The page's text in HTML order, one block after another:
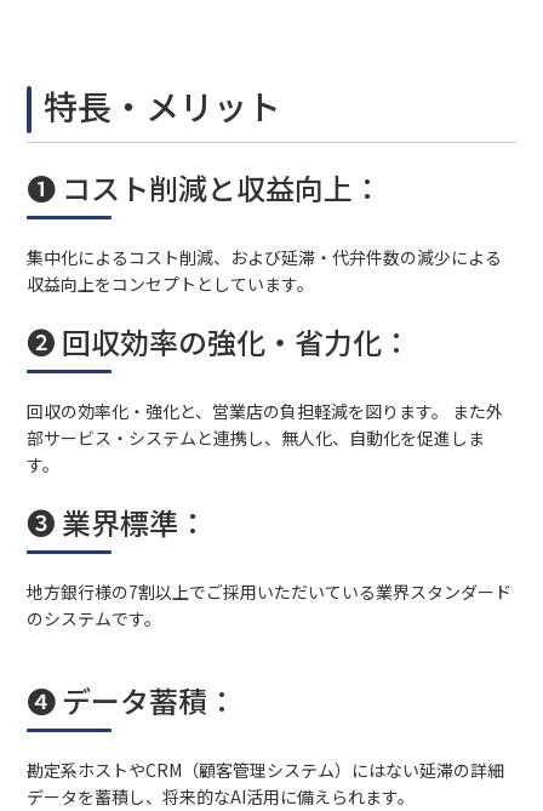
特長・メリット
❶ コスト削減と収益向上：
集中化によるコスト削減、および延滞・代弁件数の減少による
収益向上をコンセプトとしています。
❷ 回収効率の強化・省力化：
回収の効率化・強化と、営業店の負担軽減を図ります。 また外
部サービス・システムと連携し、無人化、自動化を促進しま
す。
❸ 業界標準：
地方銀行様の7割以上でご採用いただいている業界スタンダード
のシステムです。
❹ データ蓄積：
勘定系ホストやCRM（顧客管理システム）にはない延滞の詳細
データを蓄積し、将来的なAI活用に備えられます。